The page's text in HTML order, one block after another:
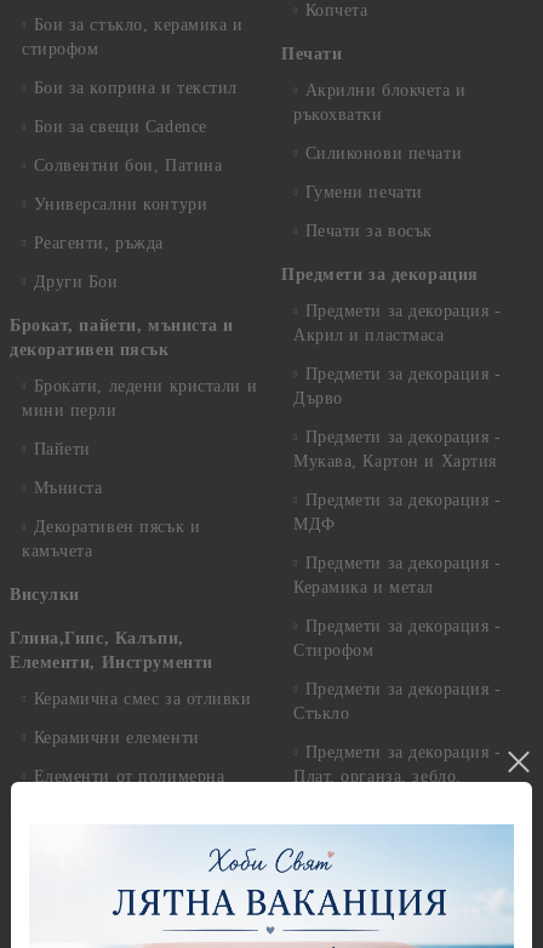
Бои за стъкло, керамика и
стирофом
Бои за коприна и текстил
Бои за свещи Cadence
Солвентни бои, Патина
Универсални контури
Реагенти, ръжда
Други Бои
Брокат, пайети, мъниста и
декоративен пясък
Брокати, ледени кристали и
мини перли
Пайети
Мъниста
Декоративен пясък и
камъчета
Висулки
Глина,Гипс, Калъпи,
Елементи, Инструменти
Керамична смес за отливки
Керамични елементи
Елементи от полимерна
Молдове и шаблони
Копчета
Печати
Акрилни блокчета и
ръкохватки
Силиконови печати
Гумени печати
Печати за восък
Предмети за декорация
Предмети за декорация -
Акрил и пластмаса
Предмети за декорация -
Дърво
Предмети за декорация -
Мукава, Картон и Хартия
Предмети за декорация -
МДФ
Предмети за декорация -
Керамика и метал
Предмети за декорация -
Стирофом
Предмети за декорация -
Стъкло
Предмети за декорация -
Плат, органза, зебло,
Пънчове Перфоратори
Перфоратори 2,50 см